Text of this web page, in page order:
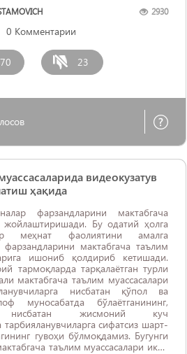
2930
0 Комментарии
23
видеокузатув
ҳақида
фарзандларини мактабгача
жойлаштиришади. Бу одатий ҳолга
меҳнат фаолиятини амалга
мактабгача таълим
ишониб қолдириб кетишади.
тармоқларда тарқалаётган турли
мактабгача таълим муассасалари
нисбатан қўпол ва
муносабатда бўлаётганининг,
нисбатан жисмоний куч
тарбияланувчиларга сифатсиз шарт-
гувоҳи бўлмоқдамиз. Бугунги
таълим муассасалари икки